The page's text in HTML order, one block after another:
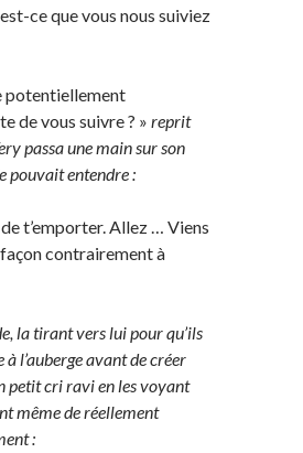
ce que vous nous suiviez
potentiellement
de vous suivre ? » reprit
passa une main sur son
pouvait entendre :
t’emporter. Allez … Viens
contrairement à
la tirant vers lui pour qu’ils
l’auberge avant de créer
petit cri ravi en les voyant
même de réellement
: